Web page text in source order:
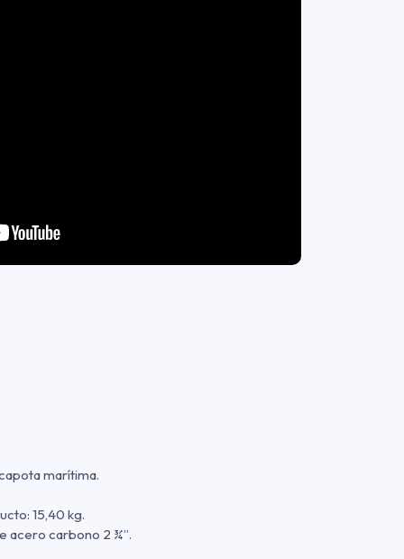
marítima.
15,40 kg.
acero carbono 2 ¾”.